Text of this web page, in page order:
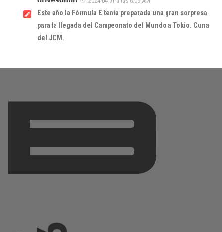
Este año la Fórmula E tenía preparada una gran sorpresa
para la llegada del Campeonato del Mundo a Tokio. Cuna
del JDM.